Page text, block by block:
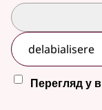
Перегляд у